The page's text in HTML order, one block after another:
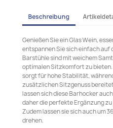
Beschreibung
Genießen Sie ein Glas Wein,
entspannen Sie sich einfach auf
Barstühle sind mit weichem
optimalen Sitzkomfort zu
sorgt für hohe Stabilität,
zusätzlichen Sitzgenuss
lassen sich diese Barhocker
daher die perfekte Ergänzung
Zudem lassen sie sich auch um
drehen.